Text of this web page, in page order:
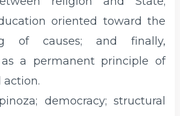
oriented toward the
of causes; and finally,
as a permanent principle of
democracy; structural